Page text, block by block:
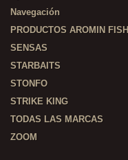
Navegación
PRODUCTOS AROMIN FISH
SENSAS
STARBAITS
STONFO
STRIKE KING
TODAS LAS MARCAS
ZOOM